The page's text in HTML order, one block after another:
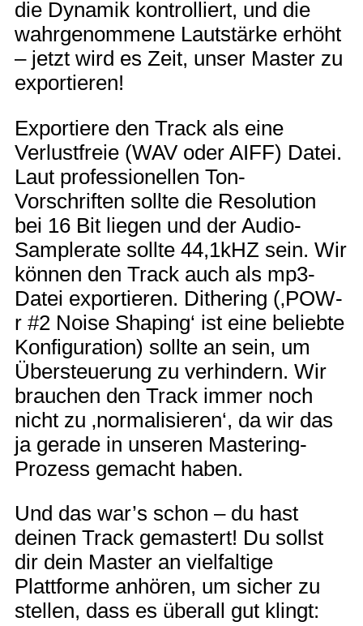
die Dynamik kontrolliert, und die
wahrgenommene Lautstärke erhöht
– jetzt wird es Zeit, unser Master zu
exportieren!
Exportiere den Track als eine
Verlustfreie (WAV oder AIFF) Datei.
Laut professionellen Ton-
Vorschriften sollte die Resolution
bei 16 Bit liegen und der Audio-
Samplerate sollte 44,1kHZ sein. Wir
können den Track auch als mp3-
Datei exportieren. Dithering (‚POW-
r #2 Noise Shaping‘ ist eine beliebte
Konfiguration) sollte an sein, um
Übersteuerung zu verhindern. Wir
brauchen den Track immer noch
nicht zu ‚normalisieren‘, da wir das
ja gerade in unseren Mastering-
Prozess gemacht haben.
Und das war’s schon – du hast
deinen Track gemastert! Du sollst
dir dein Master an vielfaltige
Plattforme anhören, um sicher zu
stellen, dass es überall gut klingt: